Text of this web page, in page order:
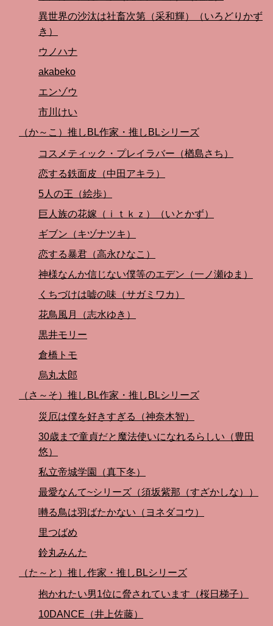
異世界の沙汰は社畜次第（采和輝）（いろどりかず
き）
ウノハナ
akabeko
エンゾウ
市川けい
（か～こ）推しBL作家・推しBLシリーズ
コスメティック・プレイラバー（楢島さち）
恋する鉄面皮（中田アキラ）
5人の王（絵歩）
巨人族の花嫁（ｉｔｋｚ）（いとかず）
ギブン（キヅナツキ）
恋する暴君（高永ひなこ）
神様なんか信じない僕等のエデン（一ノ瀬ゆま）
くちづけは嘘の味（サガミワカ）
花鳥風月（志水ゆき）
黒井モリー
倉橋トモ
烏丸太郎
（さ～そ）推しBL作家・推しBLシリーズ
災厄は僕を好きすぎる（神奈木智）
30歳まで童貞だと魔法使いになれるらしい（豊田
悠）
私立帝城学園（真下冬）
最愛なんて~シリーズ（須坂紫那（すざかしな））
囀る鳥は羽ばたかない（ヨネダコウ）
里つばめ
鈴丸みんた
（た～と）推し作家・推しBLシリーズ
抱かれたい男1位に脅されています（桜日梯子）
10DANCE（井上佐藤）